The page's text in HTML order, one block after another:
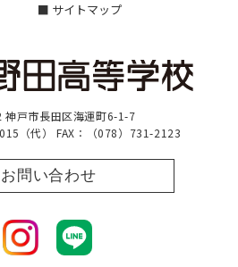
■ サイトマップ
神戸市長田区海運町6-1-7
（代） FAX：（078）731-2123
お問い合わせ